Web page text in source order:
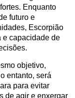
Enquanto
futuro e
Escorpião
e capacidade de
objetivo,
entanto, será
para evitar
de agir e enxergar